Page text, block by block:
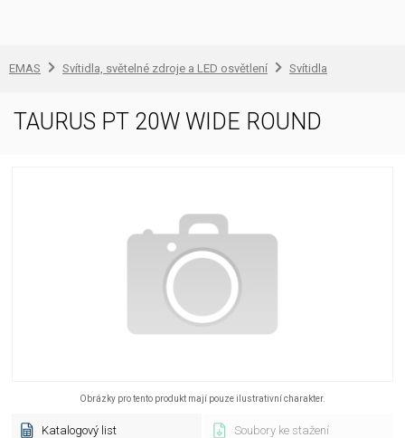
EMAS Svítidla, světelné zdroje a LED osvětlení Svítidla
TAURUS PT 20W WIDE ROUND
Obrázky pro tento produkt mají pouze ilustrativní charakter.
Katalogový list Soubory ke stažení